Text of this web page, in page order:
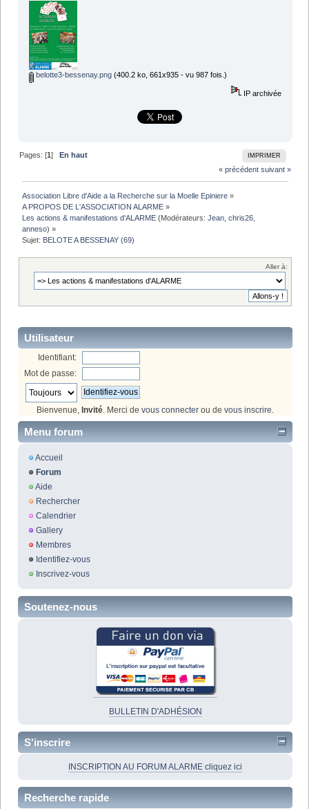
belotte3-bessenay.png(400.2 ko, 661x935 - vu 987 fois.)
IP archivée
IMPRIMER
Pages: [1]En haut
« précédent suivant »
Association Libre d'Aide a la Recherche sur la Moelle Epiniere »
A PROPOS DE L'ASSOCIATION ALARME »
Les actions & manifestations d'ALARME (Modérateurs:Jean ,chris26
anneso) »
Sujet: BELOTE A BESSENAY (69)
Aller à:
Utilisateur
Identifiant:
Mot de passe:
Bienvenue, Invité . Merci de vous connecter ou de vous inscrire
Menu forum
Accueil
Forum
Aide
Rechercher
Calendrier
Gallery
Membres
Identifiez-vous
Inscrivez-vous
Soutenez-nous
BULLETIN D'ADHÉSION
S'inscrire
INSCRIPTION AU FORUM ALARME cliquez ici
Recherche rapide